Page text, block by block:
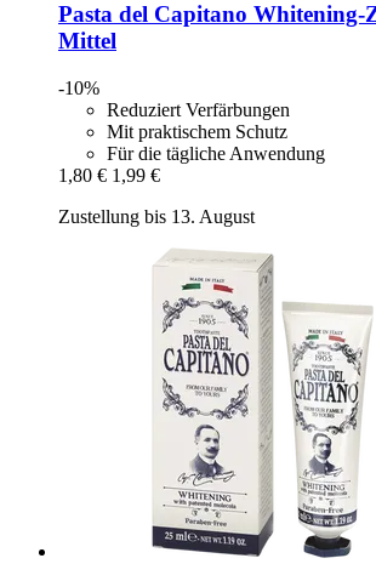
Pasta del Capitano Whitening-​
Mittel
-10%
Reduziert Verfärbungen
Mit praktischem Schutz
Für die tägliche Anwendung
1,80 € 1,99 €
Zustellung bis 13. August